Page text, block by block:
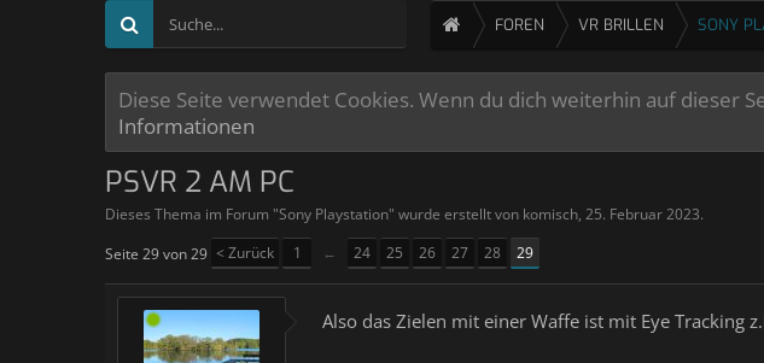
FOREN VR BRILLEN SONY
Diese Seite verwendet Cookies. Wenn du dich weiterhin auf dieser
Informationen
PSVR 2 AM PC
Dieses Thema im Forum "Sony Playstation" wurde erstellt von komisch, 25. Februar 2023.
Seite 29 von 29 < Zurück 1 ← 24 25 26 27 28 29
Also das Zielen mit einer Waffe ist mit Eye Tracking